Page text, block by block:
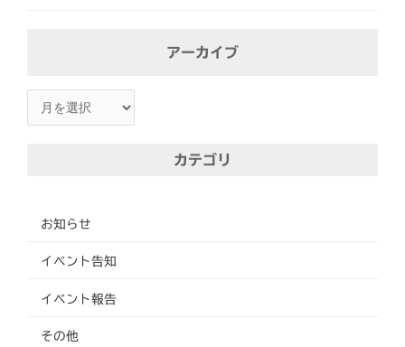
アーカイブ
カ
カテゴリ
お知らせ
イベント告知
イベント報告
その他